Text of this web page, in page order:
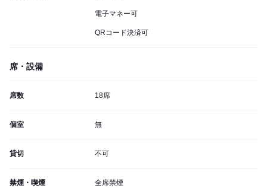
電子マネー可
QRコード決済可
席・設備
席数 18席
個室 無
貸切 不可
禁煙・喫煙 全席禁煙